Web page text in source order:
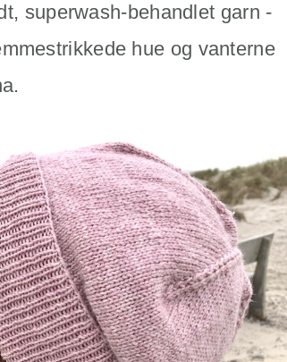
superwash-behandlet garn -
hue og vanterne